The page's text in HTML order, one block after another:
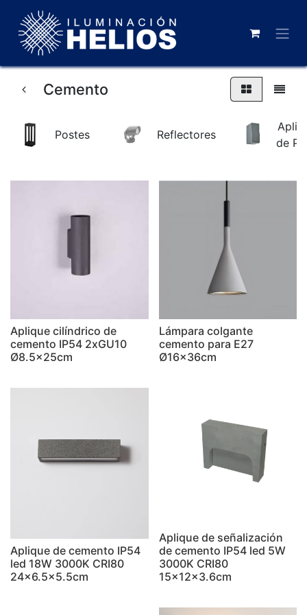
Cemento
Postes Reflectores
de
Aplique cilíndrico de
cemento IP54 2xGU10
Ø8.5x25cm
Lámpara colgante
cemento para E27
Ø16x36cm
Aplique de cemento IP54
led 18W 3000K CRI80
24x6.5x5.5cm
Aplique de señalización
de cemento IP54 led 5W
3000K CRI80
15x12x3.6cm